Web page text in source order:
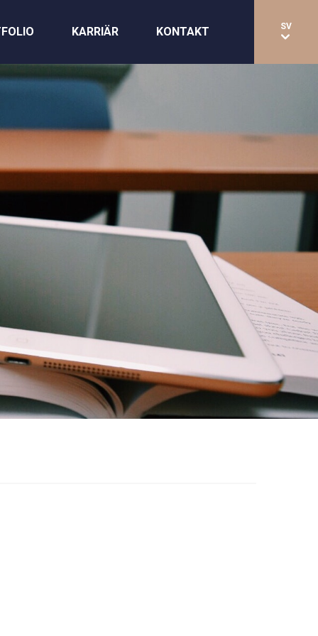
KARRIÄR KONTAKT SV